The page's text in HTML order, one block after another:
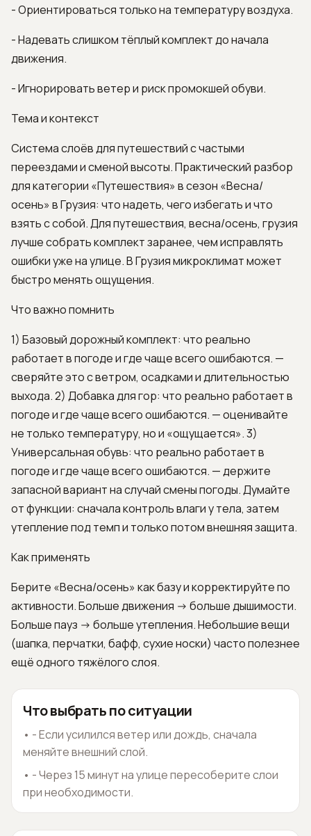
- Ориентироваться только на температуру воздуха.
- Надевать слишком тёплый комплект до начала
движения.
- Игнорировать ветер и риск промокшей обуви.
Тема и контекст
Система слоёв для путешествий с частыми
переездами и сменой высоты. Практический разбор
для категории «Путешествия» в сезон «Весна/
осень» в Грузия: что надеть, чего избегать и что
взять с собой. Для путешествия, весна/осень, грузия
лучше собрать комплект заранее, чем исправлять
ошибки уже на улице. В Грузия микроклимат может
быстро менять ощущения.
Что важно помнить
1) Базовый дорожный комплект: что реально
работает в погоде и где чаще всего ошибаются. —
сверяйте это с ветром, осадками и длительностью
выхода. 2) Добавка для гор: что реально работает в
погоде и где чаще всего ошибаются. — оценивайте
не только температуру, но и «ощущается». 3)
Универсальная обувь: что реально работает в
погоде и где чаще всего ошибаются. — держите
запасной вариант на случай смены погоды. Думайте
от функции: сначала контроль влаги у тела, затем
утепление под темп и только потом внешняя защита.
Как применять
Берите «Весна/осень» как базу и корректируйте по
активности. Больше движения -> больше дышимости.
Больше пауз -> больше утепления. Небольшие вещи
(шапка, перчатки, бафф, сухие носки) часто полезнее
ещё одного тяжёлого слоя.
Что выбрать по ситуации
• - Если усилился ветер или дождь, сначала
меняйте внешний слой.
• - Через 15 минут на улице пересоберите слои
при необходимости.